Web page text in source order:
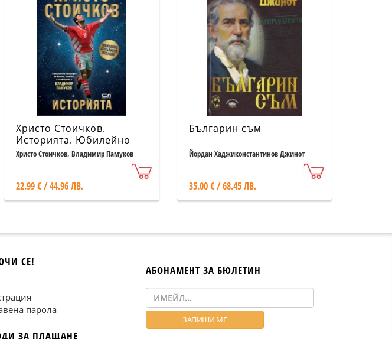
Христо Стоичков.
Историята. Юбилейно
допълнено издание
Христо Стоичков, Владимир Памуков
22.99 € / 44.96 ЛВ.
Българин съм
Йордан Хаджиконстантинов Джинот
35.00 € / 68.45 ЛВ.
СЕ!
парола
ЗА ПЛАЩАНЕ
АБОНАМЕНТ ЗА БЮЛЕТИН